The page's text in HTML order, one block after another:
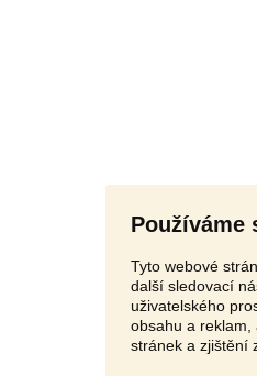
Používáme
Tyto webové
další sledovací
uživatelského
obsahu a reklam,
stránek a zjištění